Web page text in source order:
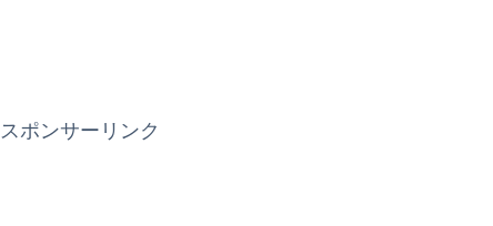
スポンサーリンク